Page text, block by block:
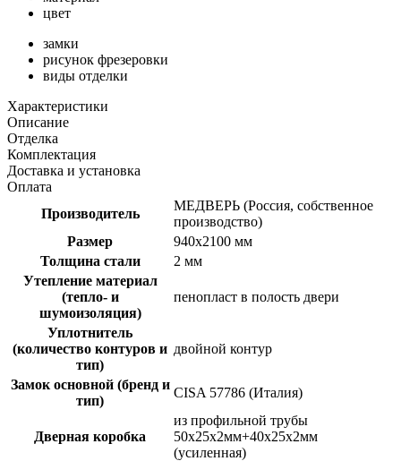
цвет
замки
рисунок фрезеровки
виды отделки
Характеристики
Описание
Отделка
Комплектация
Доставка и установка
Оплата
Производитель
МЕДВЕРЬ (Россия, собственное
производство)
Размер
940х2100 мм
Толщина стали
2 мм
Утепление материал
(тепло- и
шумоизоляция)
пенопласт в полость двери
Уплотнитель
(количество контуров и
тип)
двойной контур
Замок основной (бренд и
тип)
CISA 57786 (Италия)
Дверная коробка
из профильной трубы
50х25х2мм+40х25х2мм
(усиленная)